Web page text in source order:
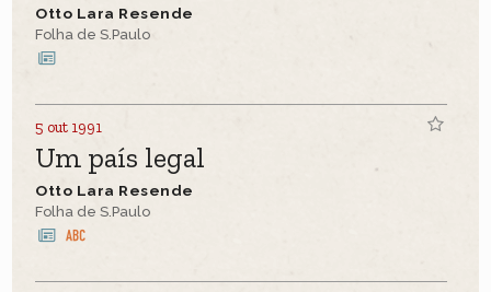
Otto Lara Resende
Folha de S.Paulo
5 out 1991
Um país legal
Otto Lara Resende
Folha de S.Paulo